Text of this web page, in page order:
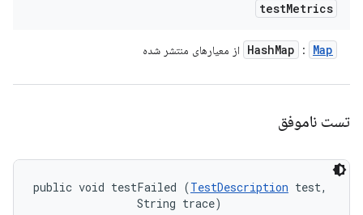
testMetrics
HashMap : Map از معیارهای منتشر شده
تست ناموفق
public void testFailed (TestDescription test,
                String trace)